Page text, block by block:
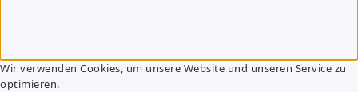
Wir verwenden Cookies, um unsere Website und unseren Service zu
optimieren.